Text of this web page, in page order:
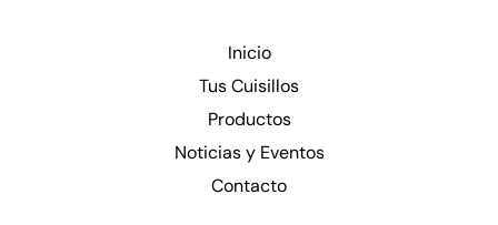
Inicio
Tus Cuisillos
Productos
Noticias y Eventos
Contacto